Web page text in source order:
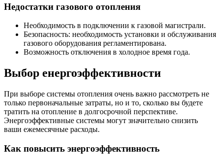
Недостатки газового отопления
Необходимость в подключении к газовой магистрали.
Безопасность: необходимость установки и обслуживания
газового оборудования регламентирована.
Возможность отключения в холодное время года.
Выбор енергоэффективности
При выборе системы отопления очень важно рассмотреть не
только первоначальные затраты, но и то, сколько вы будете
тратить на отопление в долгосрочной перспективе.
Энергоэффективные системы могут значительно снизить
ваши ежемесячные расходы.
Как повысить энергоэффективность